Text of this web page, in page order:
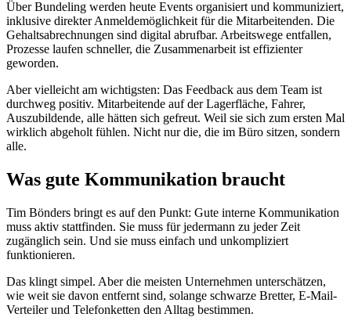
Über Bundeling werden heute Events organisiert und kommuniziert,
inklusive direkter Anmeldemöglichkeit für die Mitarbeitenden. Die
Gehaltsabrechnungen sind digital abrufbar. Arbeitswege entfallen,
Prozesse laufen schneller, die Zusammenarbeit ist effizienter
geworden.
Aber vielleicht am wichtigsten: Das Feedback aus dem Team ist
durchweg positiv. Mitarbeitende auf der Lagerfläche, Fahrer,
Auszubildende, alle hätten sich gefreut. Weil sie sich zum ersten Mal
wirklich abgeholt fühlen. Nicht nur die, die im Büro sitzen, sondern
alle.
Was gute Kommunikation braucht
Tim Bönders bringt es auf den Punkt: Gute interne Kommunikation
muss aktiv stattfinden. Sie muss für jedermann zu jeder Zeit
zugänglich sein. Und sie muss einfach und unkompliziert
funktionieren.
Das klingt simpel. Aber die meisten Unternehmen unterschätzen,
wie weit sie davon entfernt sind, solange schwarze Bretter, E-Mail-
Verteiler und Telefonketten den Alltag bestimmen.